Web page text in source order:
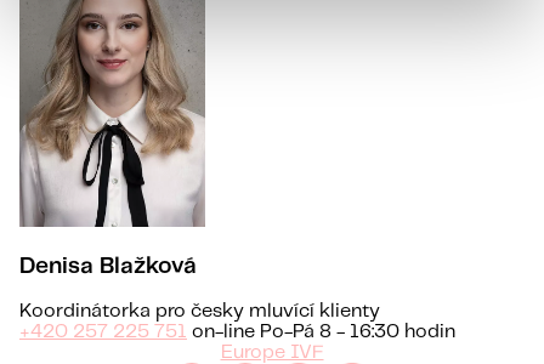
Denisa Blažková
Koordinátorka pro česky mluvící klienty
+420 257 225 751 on-line Po-Pá 8 - 16:30 hodin
Europe IVF